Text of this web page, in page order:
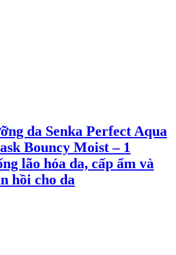
da Senka Perfect Aqua
Bouncy Moist – 1
lão hóa da, cấp ẩm và
hồi cho da